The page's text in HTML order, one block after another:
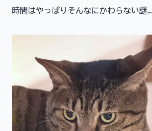
時間はやっぱりそんなにかわらない謎…